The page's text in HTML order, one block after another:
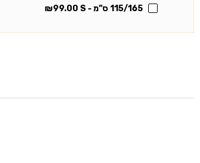
115/165 ס"מ - S ₪99.00